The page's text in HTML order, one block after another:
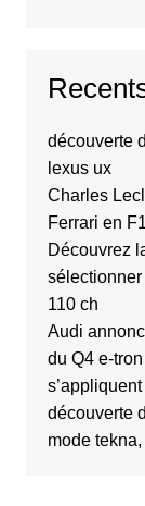
découverte
lexus ux
Charles
Ferrari en F1
Découvrez
110 ch
Audi
du Q4 e-
s’appliquent
découverte
mode